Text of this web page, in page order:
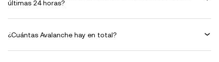
últimas 24 horas?
¿Cuántas Avalanche hay en total?